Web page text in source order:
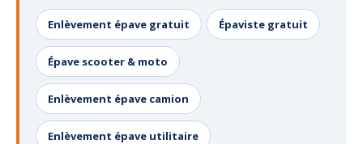
Enlèvement épave gratuit Épaviste gratuit
Épave scooter & moto
Enlèvement épave camion
Enlèvement épave utilitaire